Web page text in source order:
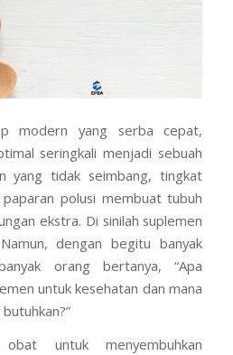
modern yang serba cepat,
seringkali menjadi sebuah
yang tidak seimbang, tingkat
polusi membuat tubuh
ekstra. Di sinilah suplemen
dengan begitu banyak
orang bertanya, “Apa
untuk kesehatan dan mana
obat untuk menyembuhkan